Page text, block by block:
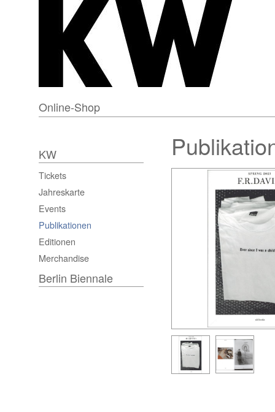
Online-Shop
KW
Tickets
Jahreskarte
Events
Publikationen
Editionen
Merchandise
Berlin Biennale